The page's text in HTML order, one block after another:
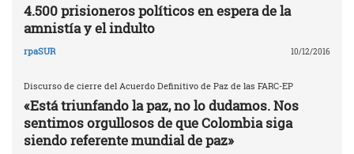
4.500 prisioneros políticos en espera de la
amnistía y el indulto
rpaSUR 10/12/2016
Discurso de cierre del Acuerdo Definitivo de Paz de las FARC-EP
«Está triunfando la paz, no lo dudamos. Nos
sentimos orgullosos de que Colombia siga
siendo referente mundial de paz»